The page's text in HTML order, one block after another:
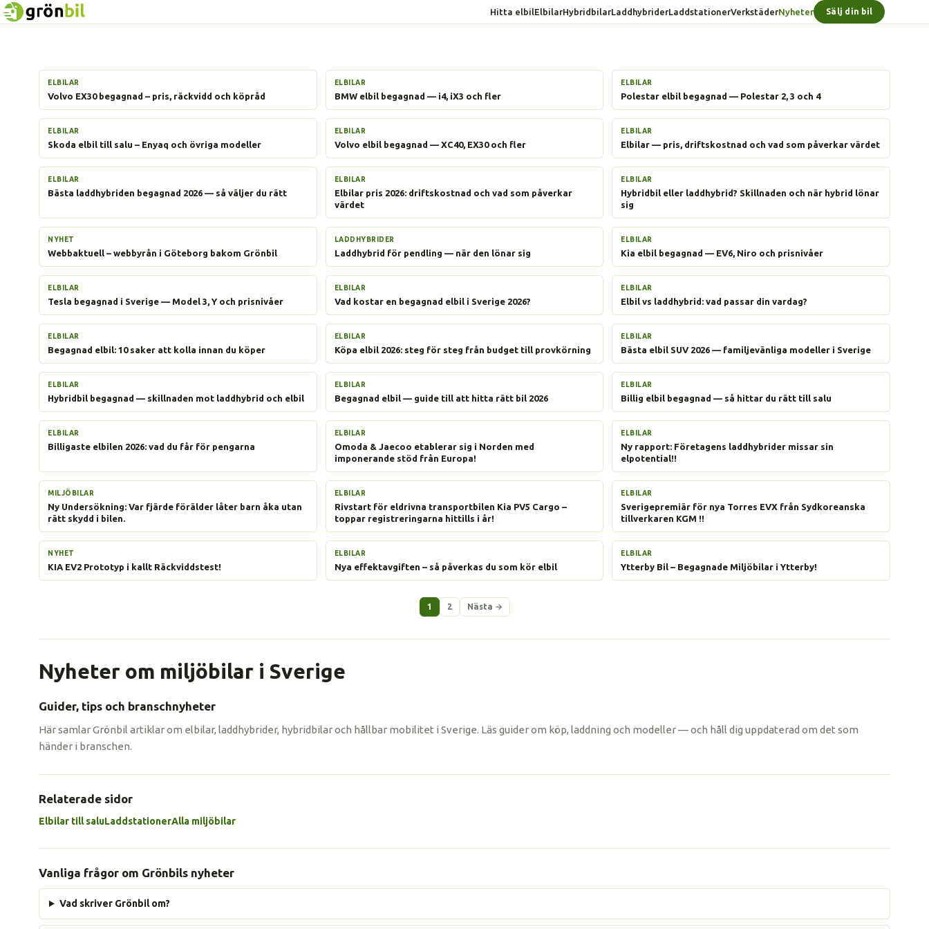
Hitta elbilElbilarHybridbilarLaddhybriderLaddstationerVerkstäderNyheter Sälj din bil
ELBILAR
Volvo EX30 begagnad – pris, räckvidd och köpråd
ELBILAR
BMW elbil begagnad — i4, iX3 och fler
ELBILAR
Polestar elbil begagnad — Polestar 2, 3 och 4
ELBILAR
Skoda elbil till salu – Enyaq och övriga modeller
ELBILAR
Volvo elbil begagnad — XC40, EX30 och fler
ELBILAR
Elbilar — pris, driftskostnad och vad som påverkar värdet
ELBILAR
Bästa laddhybriden begagnad 2026 — så väljer du rätt
ELBILAR
Elbilar pris 2026: driftskostnad och vad som påverkar
värdet
ELBILAR
Hybridbil eller laddhybrid? Skillnaden och när hybrid lönar
sig
NYHET
Webbaktuell – webbyrån i Göteborg bakom Grönbil
LADDHYBRIDER
Laddhybrid för pendling — när den lönar sig
ELBILAR
Kia elbil begagnad — EV6, Niro och prisnivåer
ELBILAR
Tesla begagnad i Sverige — Model 3, Y och prisnivåer
ELBILAR
Vad kostar en begagnad elbil i Sverige 2026?
ELBILAR
Elbil vs laddhybrid: vad passar din vardag?
ELBILAR
Begagnad elbil: 10 saker att kolla innan du köper
ELBILAR
Köpa elbil 2026: steg för steg från budget till provkörning
ELBILAR
Bästa elbil SUV 2026 — familjevänliga modeller i Sverige
ELBILAR
Hybridbil begagnad — skillnaden mot laddhybrid och elbil
ELBILAR
Begagnad elbil — guide till att hitta rätt bil 2026
ELBILAR
Billig elbil begagnad — så hittar du rätt till salu
ELBILAR
Billigaste elbilen 2026: vad du får för pengarna
ELBILAR
Omoda & Jaecoo etablerar sig i Norden med
imponerande stöd från Europa!
ELBILAR
Ny rapport: Företagens laddhybrider missar sin
elpotential!!
MILJÖBILAR
Ny Undersökning: Var fjärde förälder låter barn åka utan
rätt skydd i bilen.
ELBILAR
Rivstart för eldrivna transportbilen Kia PV5 Cargo –
toppar registreringarna hittills i år!
ELBILAR
Sverigepremiär för nya Torres EVX från Sydkoreanska
tillverkaren KGM !!
NYHET
KIA EV2 Prototyp i kallt Räckviddstest!
ELBILAR
Nya effektavgiften – så påverkas du som kör elbil
ELBILAR
Ytterby Bil – Begagnade Miljöbilar i Ytterby!
Sidnumrering
för
1 2 Nästa →
Nyheter om miljöbilar i Sverige
Guider, tips och branschnyheter
Här samlar Grönbil artiklar om elbilar, laddhybrider, hybridbilar och hållbar mobilitet i Sverige. Läs guider om köp, laddning och modeller — och håll dig uppdaterad om det som
händer i branschen.
Relaterade sidor
Elbilar till saluLaddstationerAlla miljöbilar
Vanliga frågor om Grönbils nyheter
Vad skriver Grönbil om?